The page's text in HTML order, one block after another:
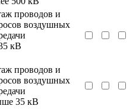
проводов и
воздушных
кВ
проводов и
воздушных
35 кВ